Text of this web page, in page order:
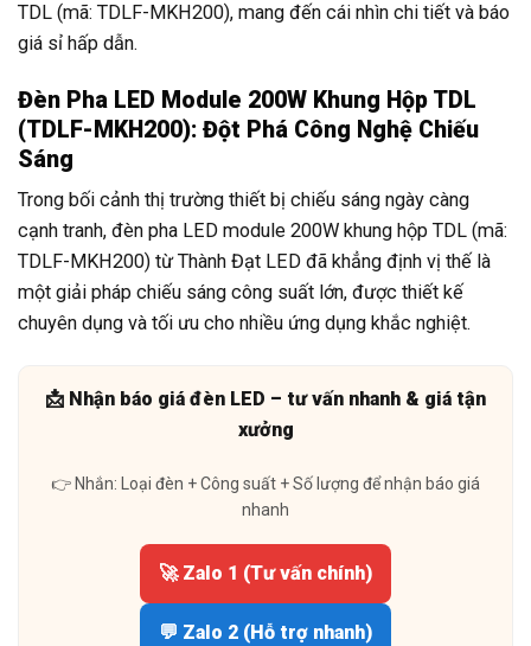
TDL (mã: TDLF-MKH200), mang đến cái nhìn chi tiết và báo
giá sỉ hấp dẫn.
Đèn Pha LED Module 200W Khung Hộp TDL
(TDLF-MKH200): Đột Phá Công Nghệ Chiếu
Sáng
Trong bối cảnh thị trường thiết bị chiếu sáng ngày càng
cạnh tranh, đèn pha LED module 200W khung hộp TDL (mã:
TDLF-MKH200) từ Thành Đạt LED đã khẳng định vị thế là
một giải pháp chiếu sáng công suất lớn, được thiết kế
chuyên dụng và tối ưu cho nhiều ứng dụng khắc nghiệt.
📩 Nhận báo giá đèn LED – tư vấn nhanh & giá tận
xưởng
👉 Nhắn: Loại đèn + Công suất + Số lượng để nhận báo giá
nhanh
🚀 Zalo 1 (Tư vấn chính)
💬 Zalo 2 (Hỗ trợ nhanh)